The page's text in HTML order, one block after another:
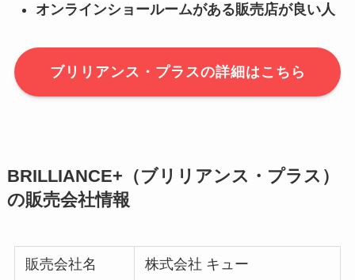
オンラインショールームがある販売店が良い人
ブリリアンス・プラスの詳細はこちら
BRILLIANCE+（ブリリアンス・プラス）
の販売会社情報
販売会社名 株式会社 キュー